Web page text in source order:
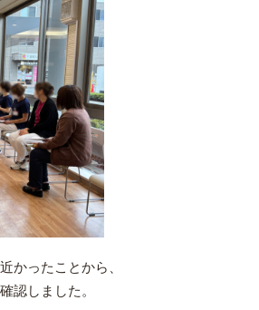
かったことから、
認しました。